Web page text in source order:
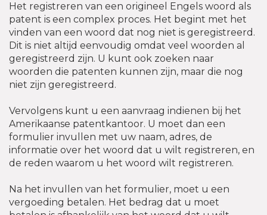
Het registreren van een origineel Engels woord als
patent is een complex proces. Het begint met het
vinden van een woord dat nog niet is geregistreerd.
Dit is niet altijd eenvoudig omdat veel woorden al
geregistreerd zijn. U kunt ook zoeken naar
woorden die patenten kunnen zijn, maar die nog
niet zijn geregistreerd.
Vervolgens kunt u een aanvraag indienen bij het
Amerikaanse patentkantoor. U moet dan een
formulier invullen met uw naam, adres, de
informatie over het woord dat u wilt registreren, en
de reden waarom u het woord wilt registreren.
Na het invullen van het formulier, moet u een
vergoeding betalen. Het bedrag dat u moet